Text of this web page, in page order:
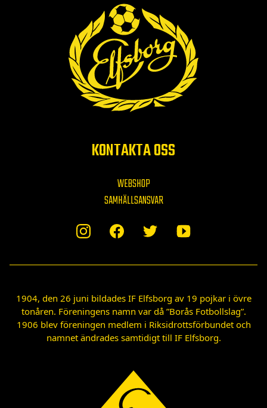
KONTAKTA OSS
WEBSHOP
SAMHÄLLSANSVAR
1904, den 26 juni bildades IF Elfsborg av 19 pojkar i övre
tonåren. Föreningens namn var då ”Borås Fotbollslag”.
1906 blev föreningen medlem i Riksidrottsförbundet och
namnet ändrades samtidigt till IF Elfsborg.